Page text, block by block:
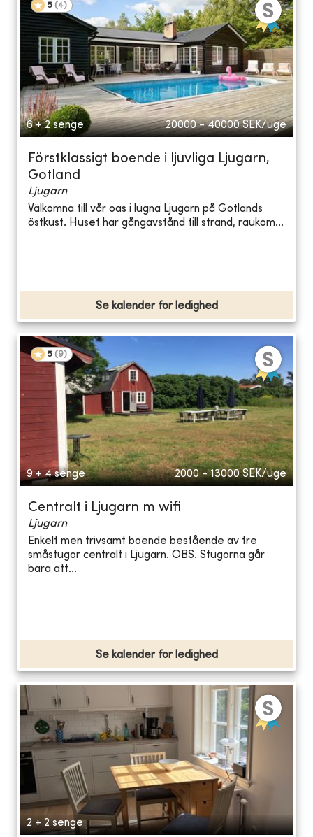
5 (4)
6 + 2 senge 20000 - 40000 SEK/uge
Förstklassigt boende i ljuvliga Ljugarn,
Gotland
Ljugarn
Välkomna till vår oas i lugna Ljugarn på Gotlands
östkust. Huset har gångavstånd till strand, raukom...
Se kalender for ledighed
5 (9)
9 + 4 senge 2000 - 13000 SEK/uge
Centralt i Ljugarn m wifi
Ljugarn
Enkelt men trivsamt boende bestående av tre
småstugor centralt i Ljugarn. OBS. Stugorna går
bara att...
Se kalender for ledighed
2 + 2 senge